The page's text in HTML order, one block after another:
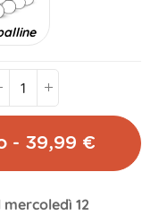
- 39,99 €
mercoledì 12